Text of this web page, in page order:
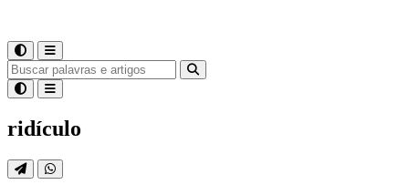
ridículo